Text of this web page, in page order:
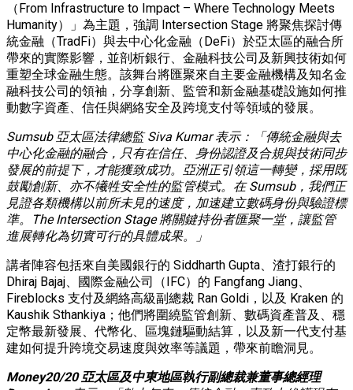
（From Infrastructure to Impact – Where Technology Meets
Humanity）」為主題，強調 Intersection Stage 將聚焦探討傳
統金融（TradFi）與去中心化金融（DeFi）於亞太區的融合所
帶來的實際影響，並剖析銀行、金融科技公司及新興技術如何
重塑全球金融生態。該舞台將匯聚來自主要金融機構及知名金
融科技公司的領袖，分享創新、監管和新金融基礎設施如何推
動數字資產、信任與網絡安全及跨境支付等領域的發展。
Sumsub 亞太區法律總監Siva Kumar表示：「傳統金融與去
中心化金融的融合，只有在信任、身份認證及合規與技術同步
發展的前提下，才能獲致成功。亞洲正引領這一轉變，採用既
鼓勵創新、亦不犧牲安全性的監管模式。在Sumsub，我們正
見證各類機構以前所未見的速度，加速建立數碼身份與驗證標
準。
The Intersection Stage將關鍵持份者匯聚一堂，讓監管
進展轉化為切實可行的具體成果。」
講者陣容包括來自美國銀行的 Siddharth Gupta、渣打銀行的
Dhiraj Bajaj、國際金融公司（IFC）的 Fangfang Jiang、
Fireblocks 支付及網絡高級副總裁 Ran Goldi，以及 Kraken 的
Kaushik Sthankiya；他們將圍繞監管創新、數碼資產普及、穩
定幣最新發展、代幣化、區塊鏈驅動結算，以及新一代支付基
建如何提升跨境交易速度與效率等議題，帶來前瞻洞見。
Money20/20亞太區及中東地區執行副總裁兼董事總經理